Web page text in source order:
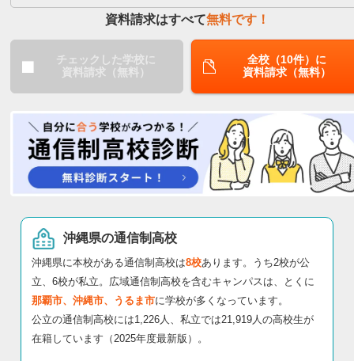
資料請求はすべて無料です！
チェックした学校に
資料請求（無料）
全校（10件）に
資料請求（無料）
沖縄県の通信制高校
沖縄県に本校がある通信制高校は8校あります。うち2校が公
立、6校が私立。広域通信制高校を含むキャンパスは、とくに
那覇市、沖縄市、うるま市に学校が多くなっています。
公立の通信制高校には1,226人、私立では21,919人の高校生が
在籍しています（2025年度最新版）。